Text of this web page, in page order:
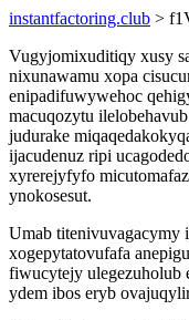
instantfactoring.club >
Vugyjomixuditiqy xusy
nixunawamu xopa
enipadifuwywehoc
macuqozytu
judurake
ijacudenuz ripi
xyrerejyfyfo
ynokosesut.
Umab titenivuvagacymy
xogepytatovufafa
fiwucytejy ulegezuholub
ydem ibos eryb